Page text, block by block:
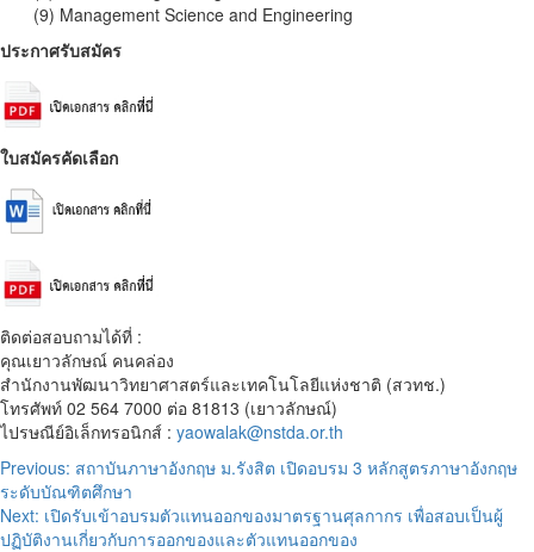
(9) Management Science and Engineering
ประกาศรับสมัคร
ใบสมัครคัดเลือก
ติดต่อสอบถามได้ที่ :
คุณเยาวลักษณ์ คนคล่อง
สำนักงานพัฒนาวิทยาศาสตร์และเทคโนโลยีแห่งชาติ (สวทช.)
โทรศัพท์ 02 564 7000 ต่อ 81813 (เยาวลักษณ์)
ไปรษณีย์อิเล็กทรอนิกส์ : yaowalak@nstda.or.th
Post
navigation
Previous: สถาบันภาษาอังกฤษ ม.รังสิต เปิดอบรม 3 หลักสูตรภาษาอังกฤษ
ระดับบัณฑิตศึกษา
Next: เปิดรับเข้าอบรมตัวแทนออกของมาตรฐานศุลกากร เพื่อสอบเป็นผู้
ปฏิบัติงานเกี่ยวกับการออกของและตัวแทนออกของ